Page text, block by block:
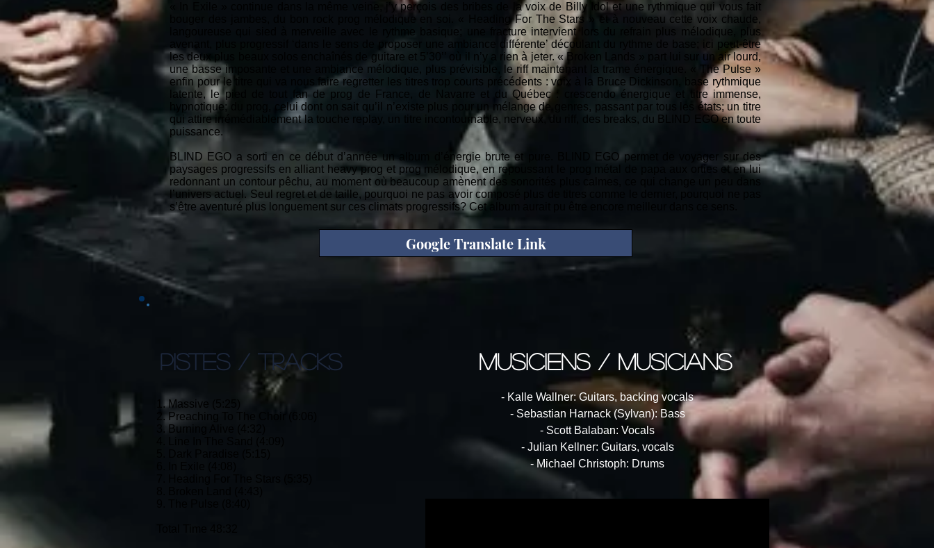
« In Exile » continue dans la même veine, j’y perçois des bribes de la voix de Billy Idol et une rythmique qui vous fait
bouger des jambes, du bon rock prog mélodique en soi. « Heading For The Stars » et à nouveau cette voix chaude,
langoureuse qui sied à merveille avec le rythme basique; une fracture intervient lors du refrain plus mélodique, plus
avenant, plus progressif ‘dans le sens de proposer une ambiance différente’ découlant du rythme de base; ici peut-être
les deux plus beaux solos enchaînés de guitare et 5’30’’ où il n’y a rien à jeter. « Broken Lands » part lui sur un air lourd,
une basse imposante et une ambiance mélodique, plus prévisible, le riff maintenant la trame énergique. « The Pulse »
enfin pour le titre qui va nous faire regretter les titres trop courts précédents : voix à la Bruce Dickinson, base rythmique
latente, le pied de tout fan de prog de France, de Navarre et du Québec : crescendo énergique et titre immense,
hypnotique; du prog, celui dont on sait qu’il n’existe plus pour un mélange de genres, passant par tous les états; un titre
qui attire irrémédiablement la touche replay, un titre incontournable, nerveux, du riff, des breaks, du BLIND EGO en toute
puissance.
BLIND EGO a sorti en ce début d’année un album d’énergie brute et pure. BLIND EGO permet de voyager sur des
paysages progressifs en alliant heavy prog et prog mélodique, en repoussant le prog métal de papa aux orties et en lui
redonnant un contour pêchu, au moment où beaucoup amènent des sonorités plus calmes, ce qui change un peu dans
l’univers actuel. Seul regret et de taille, pourquoi ne pas avoir composé plus de titres comme le dernier, pourquoi ne pas
s’être aventuré plus longuement sur ces climats progressifs? Cet album aurait pu être encore meilleur dans ce sens.
Google Translate Link
1. Massive (5:25)
2. Preaching To The Choir (6:06)
3. Burning Alive (4:32)
PISTES / TRACKS musiciens / musicians
- Kalle Wallner: Guitars, backing vocals
- Sebastian Harnack (Sylvan): Bass
- Scott Balaban: Vocals
- Julian Kellner: Guitars, vocals
- Michael Christoph: Drums